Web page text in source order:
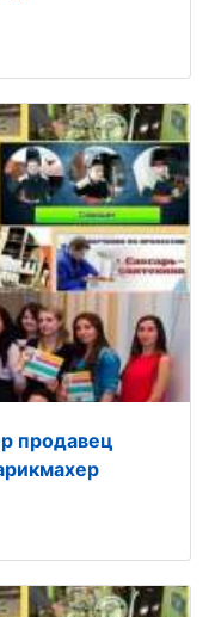
продавец